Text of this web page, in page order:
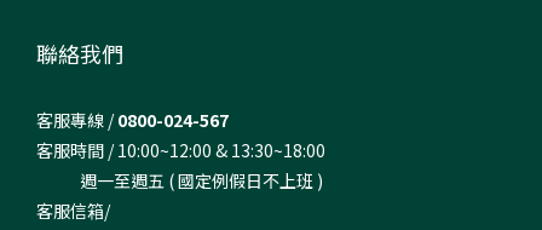
聯絡我們
客服專線 /0800-024-567
客服時間 / 10:00~12:00 & 13:30~18:00
週一至週五 ( 國定例假日不上班 )
客服信箱/